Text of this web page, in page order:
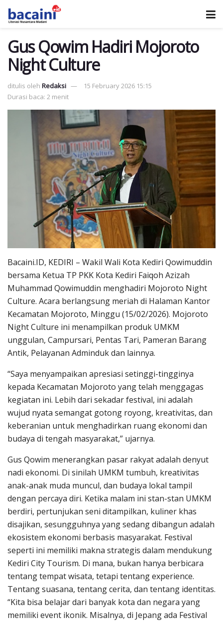
Gus Qowim Hadiri Mojoroto
Night Culture
ditulis oleh Redaksi
15 February 2026 15:15
Durasi baca: 2 menit
Bacaini.ID, KEDIRI – Wakil Wali Kota Kediri Qowimuddin
bersama Ketua TP PKK Kota Kediri Faiqoh Azizah
Muhammad Qowimuddin menghadiri Mojoroto Night
Culture. Acara berlangsung meriah di Halaman Kantor
Kecamatan Mojoroto, Minggu (15/02/2026). Mojoroto
Night Culture ini menampilkan produk UMKM
unggulan, Campursari, Pentas Tari, Pameran Barang
Antik, Pelayanan Adminduk dan lainnya.
“Saya menyampaikan apresiasi setinggi-tingginya
kepada Kecamatan Mojoroto yang telah menggagas
kegiatan ini. Lebih dari sekadar festival, ini adalah
wujud nyata semangat gotong royong, kreativitas, dan
keberanian untuk menghadirkan ruang ekonomi dan
budaya di tengah masyarakat,” ujarnya.
Gus Qowim menerangkan pasar rakyat adalah denyut
nadi ekonomi. Di sinilah UMKM tumbuh, kreativitas
anak-anak muda muncul, dan budaya lokal tampil
dengan percaya diri. Ketika malam ini stan-stan UMKM
berdiri, pertunjukan seni ditampilkan, kuliner khas
disajikan, sesungguhnya yang sedang dibangun adalah
ekosistem ekonomi berbasis masyarakat. Festival
seperti ini memiliki makna strategis dalam mendukung
Kediri City Tourism. Di mana, bukan hanya berbicara
tentang tempat wisata, tetapi tentang experience.
Tentang suasana, tentang cerita, dan tentang identitas.
“Kita bisa belajar dari banyak kota dan negara yang
memiliki event ikonik. Misalnya, di Jepang ada Festival